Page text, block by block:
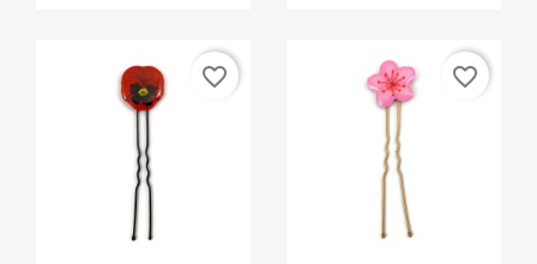
favorite_border favorite_border